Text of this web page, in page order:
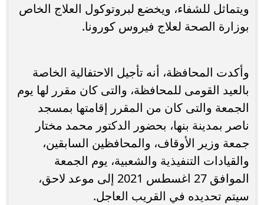
ويتماثل للشفاء، ويخضع لبروتوكول العلاج الخاص
بوزارة الصحة لعلاج فيروس كورونا.
وأكدت المحافظة، أنه تأجيل الاحتفالية الخاصة
بالعيد القومى للمحافظة، والتى كان مقرر لها يوم
الجمعة والتى كان من المقرر إقامتها بمسجد
ناصر بمدينة بنها، بحضور الدكتور محمد مختار
جمعة وزير الأوقاف، والمحافظين السابقين،
والقيادات التنفيذية والشعبية، يوم الجمعة
الموافق 27 اغسطس 2021 إلى موعد لاحق،
سيتم تحديده في القريب العاجل.